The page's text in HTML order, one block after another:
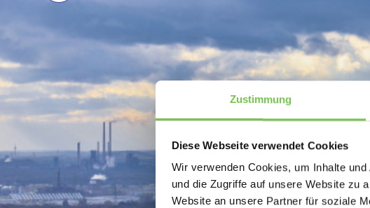
Zustimmung
Diese Webseite verwendet Cookies
Wir verwenden Cookies, um Inhalte
und die Zugriffe auf unsere Website zu
Website an unsere Partner für soziale